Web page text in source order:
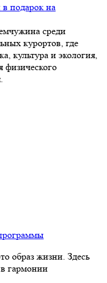
подарок на
среди
курортов, где
культура и экология,
физического
образ жизни. Здесь
гармонии